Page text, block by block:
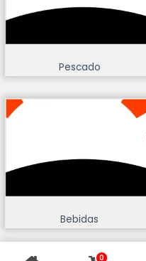
Pescado
Bebidas
0